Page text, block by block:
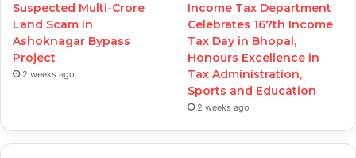
Suspected Multi-Crore
Land Scam in
Ashoknagar Bypass
Project
2 weeks ago
Income Tax Department
Celebrates 167th Income
Tax Day in Bhopal,
Honours Excellence in
Tax Administration,
Sports and Education
2 weeks ago